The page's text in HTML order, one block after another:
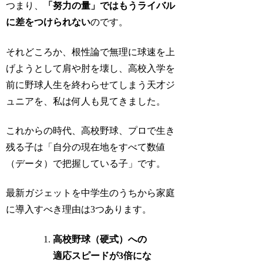
つまり、
「努力の量」ではもうライバル
に差をつけられないのです。
それどころか、根性論で無理に球速を上
げようとして肩や肘を壊し、高校入学を
前に野球人生を終わらせてしまう天才ジ
ュニアを、私は何人も見てきました。
これからの時代、高校野球、プロで生き
残る子は「自分の現在地をすべて数値
（データ）で把握している子」です。
最新ガジェットを中学生のうちから家庭
に導入すべき理由は3つあります。
高校野球（硬式）への
適応スピードが3倍にな